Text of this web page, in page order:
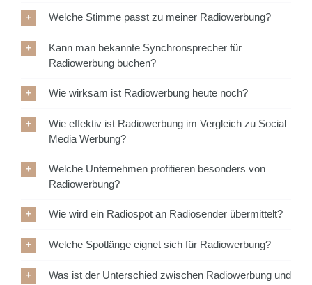
Welche Stimme passt zu meiner Radiowerbung?
Kann man bekannte Synchronsprecher für
Radiowerbung buchen?
Wie wirksam ist Radiowerbung heute noch?
Wie effektiv ist Radiowerbung im Vergleich zu Social
Media Werbung?
Welche Unternehmen profitieren besonders von
Radiowerbung?
Wie wird ein Radiospot an Radiosender übermittelt?
Welche Spotlänge eignet sich für Radiowerbung?
Was ist der Unterschied zwischen Radiowerbung und